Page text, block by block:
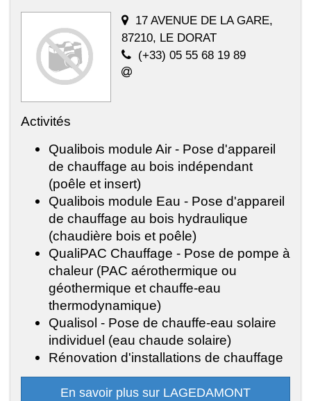
17 AVENUE DE LA GARE,
87210, LE DORAT
(+33) 05 55 68 19 89
Activités
Qualibois module Air - Pose d'appareil
de chauffage au bois indépendant
(poêle et insert)
Qualibois module Eau - Pose d'appareil
de chauffage au bois hydraulique
(chaudière bois et poêle)
QualiPAC Chauffage - Pose de pompe à
chaleur (PAC aérothermique ou
géothermique et chauffe-eau
thermodynamique)
Qualisol - Pose de chauffe-eau solaire
individuel (eau chaude solaire)
Rénovation d'installations de chauffage
En savoir plus sur LAGEDAMONT